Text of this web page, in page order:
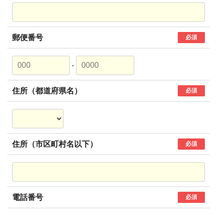
郵便番号 必須
-
住所（都道府県名） 必須
住所（市区町村名以下） 必須
電話番号 必須